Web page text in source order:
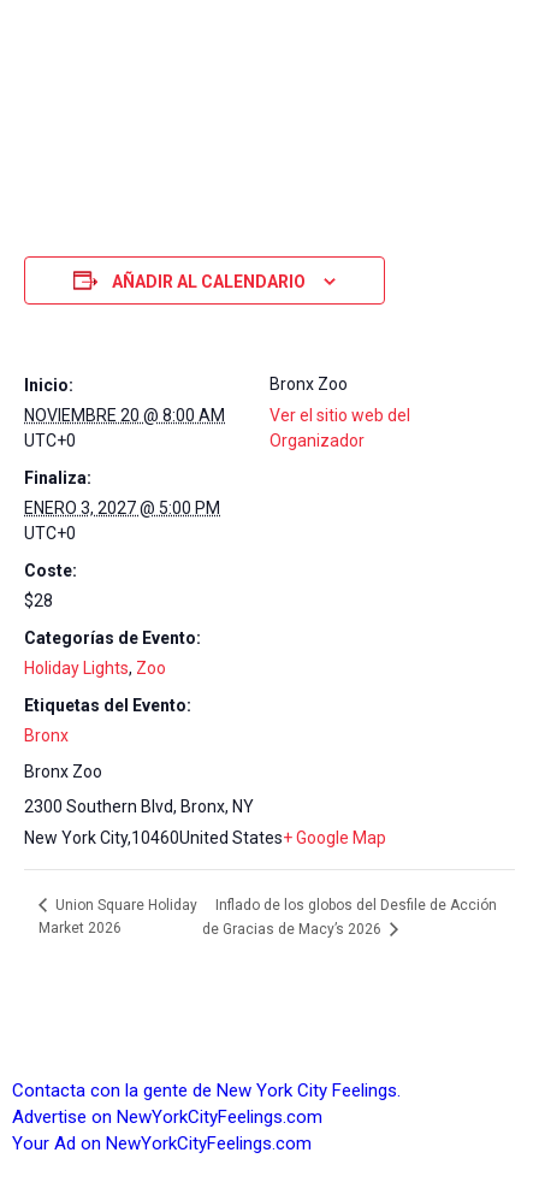
AÑADIR AL CALENDARIO
Inicio:
NOVIEMBRE 20 @ 8:00 AM
UTC+0
Finaliza:
ENERO 3, 2027 @ 5:00 PM
UTC+0
Coste:
$28
Categorías de Evento:
Holiday Lights, Zoo
Etiquetas del Evento:
Bronx
Bronx Zoo
2300 Southern Blvd, Bronx, NY
New York City,10460United States+ Google Map
Bronx Zoo
Ver el sitio web del
Organizador
Union Square Holiday
Market 2026
Inflado de los globos del Desfile de Acción
de Gracias de Macy’s 2026
Contacta con la gente de New York City Feelings.
Advertise on NewYorkCityFeelings.com
Your Ad on NewYorkCityFeelings.com